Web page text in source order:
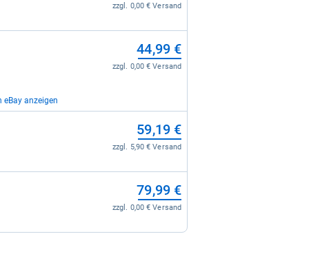
zzgl. 0,00 € Versand
44,99 €
zzgl. 0,00 € Versand
eBay anzeigen
59,19 €
zzgl. 0,00 € Versand
59,19 €
zzgl. 5,90 € Versand
79,99 €
zzgl. 0,00 € Versand